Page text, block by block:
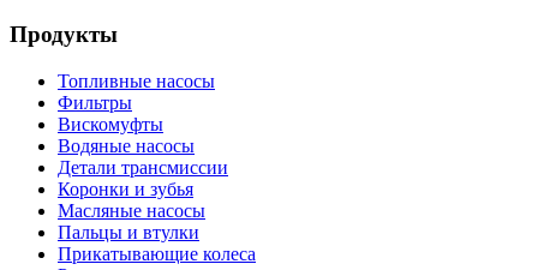
Продукты
Топливные насосы
Фильтры
Вискомуфты
Водяные насосы
Детали трансмиссии
Коронки и зубья
Масляные насосы
Пальцы и втулки
Прикатывающие колеса